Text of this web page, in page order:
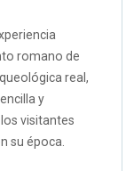
romano de
real,
y
visitantes
su época.